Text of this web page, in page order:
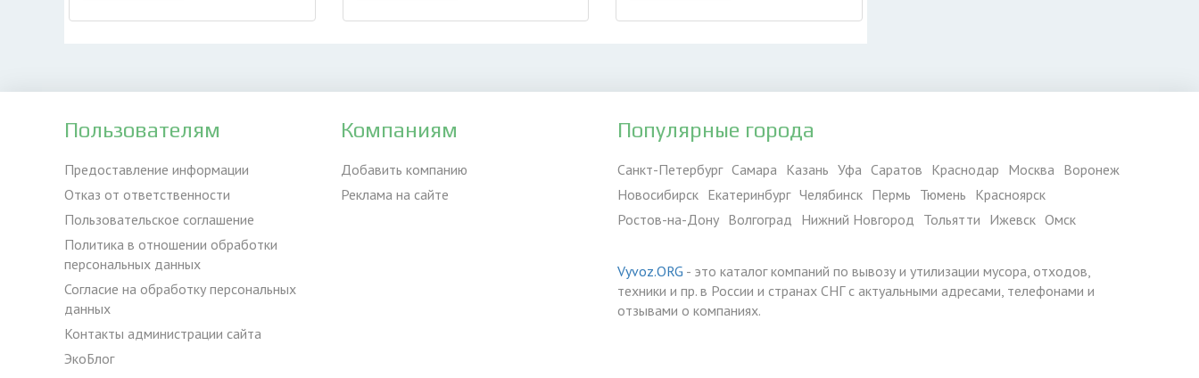
Пользователям
Предоставление информации
Отказ от ответственности
Пользовательское соглашение
Политика в отношении обработки
персональных данных
Согласие на обработку персональных
данных
Контакты администрации сайта
ЭкоБлог
Компаниям
Добавить компанию
Реклама на сайте
Популярные города
Санкт-Петербург Самара Казань Уфа Саратов Краснодар Москва Воронеж
Новосибирск Екатеринбург Челябинск Пермь Тюмень Красноярск
Ростов-на-Дону Волгоград Нижний Новгород Тольятти Ижевск Омск
Vyvoz.ORG - это каталог компаний по вывозу и утилизации мусора, отходов,
техники и пр. в России и странах СНГ с актуальными адресами, телефонами и
отзывами о компаниях.